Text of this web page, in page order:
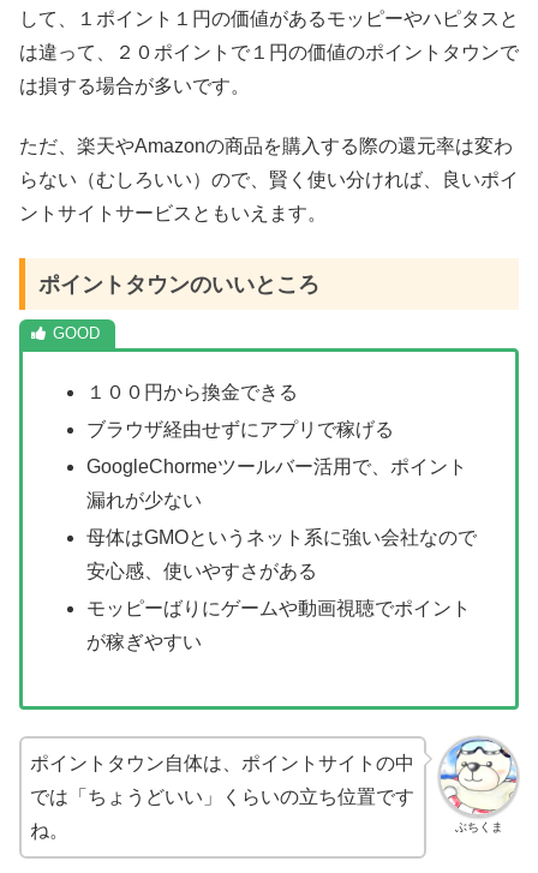
して、１ポイント１円の価値があるモッピーやハピタスと
は違って、２０ポイントで１円の価値のポイントタウンで
は損する場合が多いです。
ただ、楽天やAmazonの商品を購入する際の還元率は変わ
らない（むしろいい）ので、賢く使い分ければ、良いポイ
ントサイトサービスともいえます。
ポイントタウンのいいところ
１００円から換金できる
ブラウザ経由せずにアプリで稼げる
GoogleChormeツールバー活用で、ポイント
漏れが少ない
母体はGMOというネット系に強い会社なので
安心感、使いやすさがある
モッピーばりにゲームや動画視聴でポイント
が稼ぎやすい
ぶちくま
ポイントタウン自体は、ポイントサイトの中
では「ちょうどいい」くらいの立ち位置です
ね。